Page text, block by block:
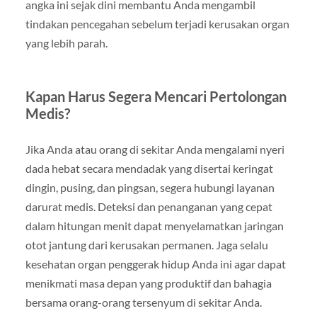
angka ini sejak dini membantu Anda mengambil
tindakan pencegahan sebelum terjadi kerusakan organ
yang lebih parah.
Kapan Harus Segera Mencari Pertolongan
Medis?
Jika Anda atau orang di sekitar Anda mengalami nyeri
dada hebat secara mendadak yang disertai keringat
dingin, pusing, dan pingsan, segera hubungi layanan
darurat medis. Deteksi dan penanganan yang cepat
dalam hitungan menit dapat menyelamatkan jaringan
otot jantung dari kerusakan permanen. Jaga selalu
kesehatan organ penggerak hidup Anda ini agar dapat
menikmati masa depan yang produktif dan bahagia
bersama orang-orang tersenyum di sekitar Anda.